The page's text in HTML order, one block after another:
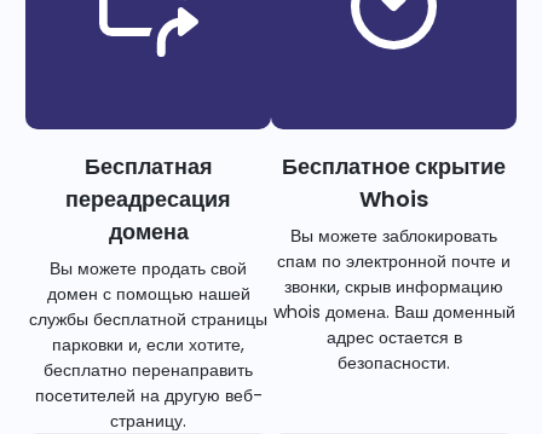
Бесплатная
переадресация
домена
Вы можете продать свой
домен с помощью нашей
службы бесплатной страницы
парковки и, если хотите,
бесплатно перенаправить
посетителей на другую веб-
страницу.
Бесплатное скрытие
Whois
Вы можете заблокировать
спам по электронной почте и
звонки, скрыв информацию
whois домена. Ваш доменный
адрес остается в
безопасности.